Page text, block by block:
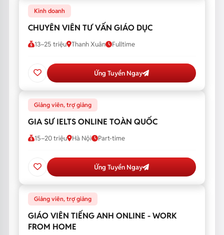
Kinh doanh
CHUYÊN VIÊN TƯ VẤN GIÁO DỤC
13–25 triệu Thanh Xuân Fulltime
Ứng Tuyển Ngay
Giảng viên, trợ giảng
GIA SƯ IELTS ONLINE TOÀN QUỐC
15–20 triệu Hà Nội Part-time
Ứng Tuyển Ngay
Giảng viên, trợ giảng
GIÁO VIÊN TIẾNG ANH ONLINE - WORK
FROM HOME